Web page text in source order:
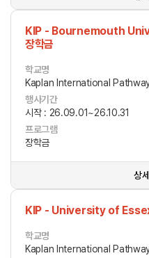
KIP - Bournemouth
장학금
학교명
Kaplan International
행사기간
시작 : 26.09.01~26.10.31
프로그램
장학금
상
KIP - University of Essex
학교명
Kaplan International